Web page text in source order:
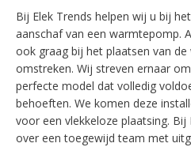
Bij Elek Trends helpen wij u bij
aanschaf van een warmtepomp.
ook graag bij het plaatsen van
omstreken. Wij streven ernaar
perfecte model dat volledig
behoeften. We komen deze
voor een vlekkeloze plaatsing. Bij
over een toegewijd team met